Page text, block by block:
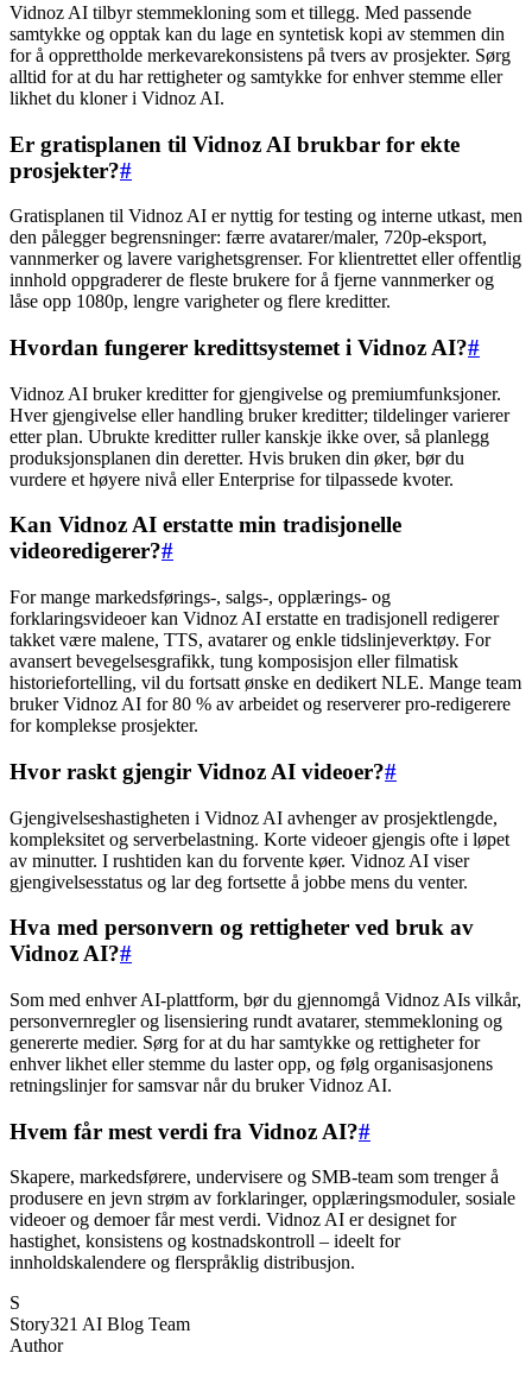
Vidnoz AI tilbyr stemmekloning som et tillegg. Med passende
samtykke og opptak kan du lage en syntetisk kopi av stemmen din
for å opprettholde merkevarekonsistens på tvers av prosjekter. Sørg
alltid for at du har rettigheter og samtykke for enhver stemme eller
likhet du kloner i Vidnoz AI.
Er gratisplanen til Vidnoz AI brukbar for ekte
prosjekter?#
Gratisplanen til Vidnoz AI er nyttig for testing og interne utkast, men
den pålegger begrensninger: færre avatarer/maler, 720p-eksport,
vannmerker og lavere varighetsgrenser. For klientrettet eller offentlig
innhold oppgraderer de fleste brukere for å fjerne vannmerker og
låse opp 1080p, lengre varigheter og flere kreditter.
Hvordan fungerer kredittsystemet i Vidnoz AI?#
Vidnoz AI bruker kreditter for gjengivelse og premiumfunksjoner.
Hver gjengivelse eller handling bruker kreditter; tildelinger varierer
etter plan. Ubrukte kreditter ruller kanskje ikke over, så planlegg
produksjonsplanen din deretter. Hvis bruken din øker, bør du
vurdere et høyere nivå eller Enterprise for tilpassede kvoter.
Kan Vidnoz AI erstatte min tradisjonelle
videoredigerer?#
For mange markedsførings-, salgs-, opplærings- og
forklaringsvideoer kan Vidnoz AI erstatte en tradisjonell redigerer
takket være malene, TTS, avatarer og enkle tidslinjeverktøy. For
avansert bevegelsesgrafikk, tung komposisjon eller filmatisk
historiefortelling, vil du fortsatt ønske en dedikert NLE. Mange team
bruker Vidnoz AI for 80 % av arbeidet og reserverer pro-redigerere
for komplekse prosjekter.
Hvor raskt gjengir Vidnoz AI videoer?#
Gjengivelseshastigheten i Vidnoz AI avhenger av prosjektlengde,
kompleksitet og serverbelastning. Korte videoer gjengis ofte i løpet
av minutter. I rushtiden kan du forvente køer. Vidnoz AI viser
gjengivelsesstatus og lar deg fortsette å jobbe mens du venter.
Hva med personvern og rettigheter ved bruk av
Vidnoz AI?#
Som med enhver AI-plattform, bør du gjennomgå Vidnoz AIs vilkår,
personvernregler og lisensiering rundt avatarer, stemmekloning og
genererte medier. Sørg for at du har samtykke og rettigheter for
enhver likhet eller stemme du laster opp, og følg organisasjonens
retningslinjer for samsvar når du bruker Vidnoz AI.
Hvem får mest verdi fra Vidnoz AI?#
Skapere, markedsførere, undervisere og SMB-team som trenger å
produsere en jevn strøm av forklaringer, opplæringsmoduler, sosiale
videoer og demoer får mest verdi. Vidnoz AI er designet for
hastighet, konsistens og kostnadskontroll – ideelt for
innholdskalendere og flerspråklig distribusjon.
S
Story321 AI Blog Team
Author